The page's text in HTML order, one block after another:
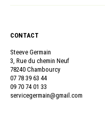
CONTACT
Steeve Germain
3, Rue du chemin Neuf
78240 Chambourcy
07 78 39 63 44
09 70 74 01 33
servicegermain@gmail.com